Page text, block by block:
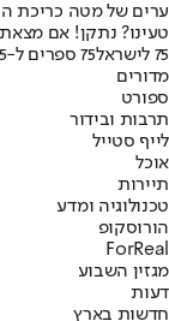
ערים של מטה כריכת
טעינו? נתקן! אם
75 לישראל
75 ספרים ל-75 לישראל
מדורים
ספורט
תרבות ובידור
לייף סטייל
אוכל
תיירות
טכנולוגיה ומדע
הורוסקופ
ForReal
מגזין השבוע
דעות
חדשות בארץ